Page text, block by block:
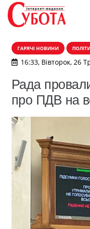
ГАРЯЧІ НОВИНИ
16:33, Вівторок, 26
Рада
про ПДВ на